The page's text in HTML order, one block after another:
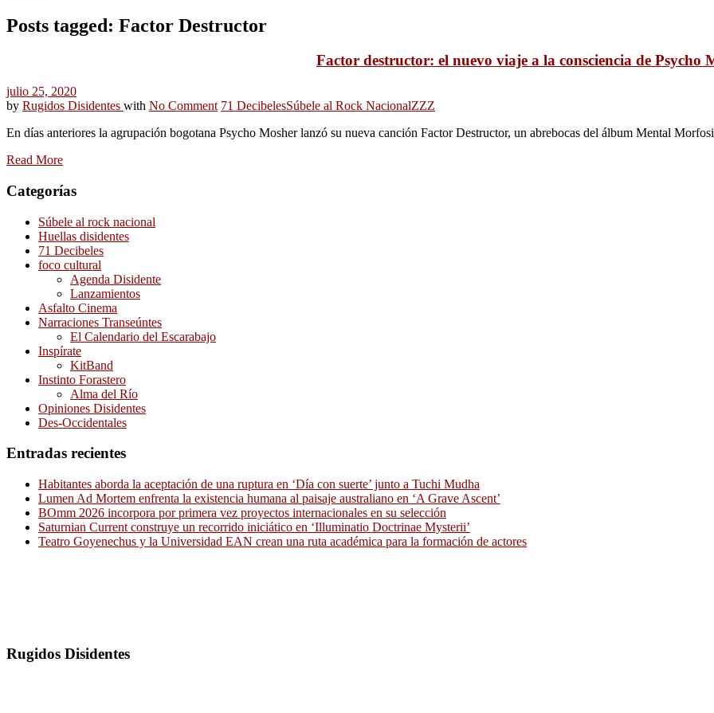
Posts tagged: Factor Destructor
Factor destructor: el nuevo viaje a la consciencia de Psycho
julio 25, 2020
by Rugidos Disidentes with No Comment 71 DecibelesSúbele al Rock NacionalZZZ
En días anteriores la agrupación bogotana Psycho Mosher lanzó su nueva canción Factor Destructor, un abrebocas del álbum Mental
Read More
Categorías
Súbele al rock nacional
Huellas disidentes
71 Decibeles
foco cultural
Agenda Disidente
Lanzamientos
Asfalto Cinema
Narraciones Transeúntes
El Calendario del Escarabajo
Inspírate
KitBand
Instinto Forastero
Alma del Río
Opiniones Disidentes
Des-Occidentales
Entradas recientes
Habitantes aborda la aceptación de una ruptura en ‘Día con suerte’ junto a Tuchi Mudha
Lumen Ad Mortem enfrenta la existencia humana al paisaje australiano en ‘A Grave Ascent’
BOmm 2026 incorpora por primera vez proyectos internacionales en su selección
Saturnian Current construye un recorrido iniciático en ‘Illuminatio Doctrinae Mysterii’
Teatro Goyenechus y la Universidad EAN crean una ruta académica para la formación de actores
Rugidos Disidentes